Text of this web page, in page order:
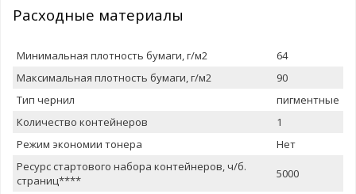
Расxодные материалы
Минимальная плотность бумаги, г/м2
64
Максимальная плотность бумаги, г/м2
90
Тип чернил
пигментные
Количество контейнеров
1
Режим экономии тонера
Нет
Ресурс стартового набора контейнеров, ч/б.
страниц****
5000